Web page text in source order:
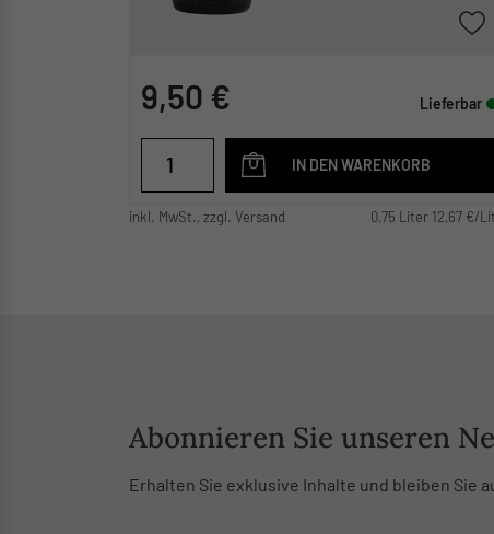
9,50 € Lieferbar
IN DEN WARENKORB
inkl. MwSt., zzgl. Versand 0,75 Liter 12,67 €/
Abonnieren Sie unseren
Erhalten Sie exklusive Inhalte und bleiben Sie